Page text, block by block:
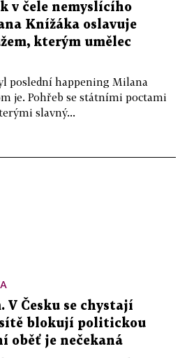
v čele nemyslícího
Knížáka oslavuje
kterým umělec
poslední happening Milana
je. Pohřeb se státními poctami
slavný...
V Česku se chystají
blokují politickou
oběť je nečekaná